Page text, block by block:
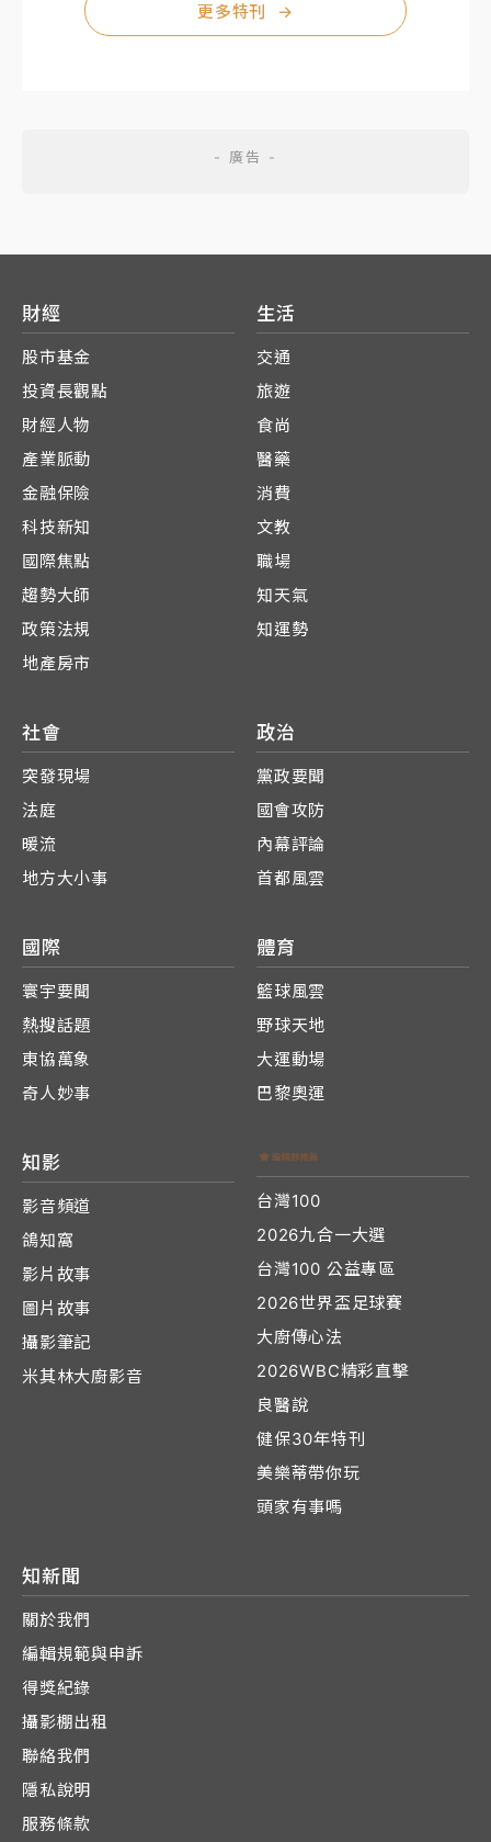
更多特刊 →
財經
股市基金
投資長觀點
財經人物
產業脈動
金融保險
科技新知
國際焦點
趨勢大師
政策法規
地產房市
生活
交通
旅遊
食尚
醫藥
消費
文教
職場
知天氣
知運勢
社會
突發現場
法庭
暖流
地方大小事
政治
黨政要聞
國會攻防
內幕評論
首都風雲
國際
寰宇要聞
熱搜話題
東協萬象
奇人妙事
體育
籃球風雲
野球天地
大運動場
巴黎奧運
知影
影音頻道
鴿知窩
影片故事
圖片故事
攝影筆記
米其林大廚影音
台灣100
2026九合一大選
台灣100 公益專區
2026世界盃足球賽
大廚傳心法
2026WBC精彩直擊
良醫說
健保30年特刊
美樂蒂帶你玩
頭家有事嗎
知新聞
關於我們
編輯規範與申訴
得獎紀錄
攝影棚出租
聯絡我們
隱私說明
服務條款